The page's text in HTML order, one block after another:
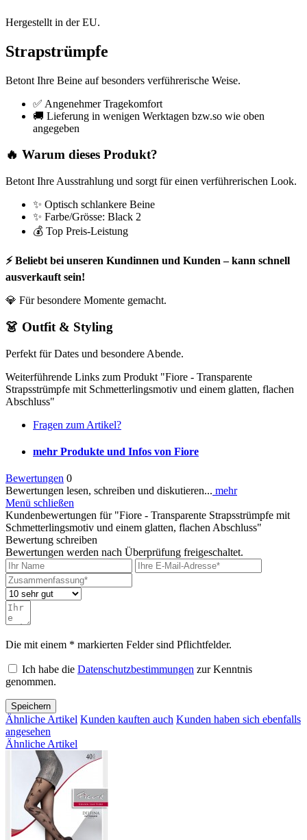
Hergestellt in der EU.
Strapstrümpfe
Betont Ihre Beine auf besonders verführerische Weise.
✅ Angenehmer Tragekomfort
🚚 Lieferung in wenigen Werktagen bzw.so wie oben
angegeben
🔥 Warum dieses Produkt?
Betont Ihre Ausstrahlung und sorgt für einen verführerischen Look.
✨ Optisch schlankere Beine
✨ Farbe/Grösse: Black 2
💰 Top Preis-Leistung
⚡ Beliebt bei unseren Kundinnen und Kunden – kann schnell
ausverkauft sein!
💎 Für besondere Momente gemacht.
👗 Outfit & Styling
Perfekt für Dates und besondere Abende.
Weiterführende Links zum Produkt "Fiore - Transparente
Strapsstrümpfe mit Schmetterlingsmotiv und einem glatten, flachen
Abschluss"
Fragen zum Artikel?
mehr Produkte und Infos von Fiore
Bewertungen 0
Bewertungen lesen, schreiben und diskutieren... mehr
Menü schließen
Kundenbewertungen für "Fiore - Transparente Strapsstrümpfe mit
Schmetterlingsmotiv und einem glatten, flachen Abschluss"
Bewertung schreiben
Bewertungen werden nach Überprüfung freigeschaltet.
Die mit einem * markierten Felder sind Pflichtfelder.
Ich habe die Datenschutzbestimmungen zur Kenntnis
genommen.
Speichern
Ähnliche Artikel Kunden kauften auch Kunden haben sich ebenfalls
angesehen
Ähnliche Artikel